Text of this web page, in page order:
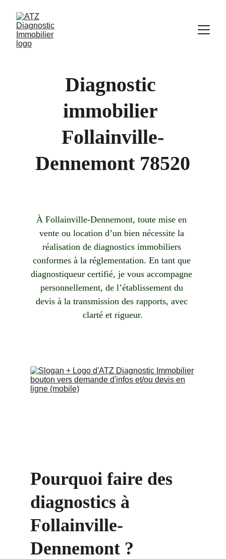
Diagnostic
immobilier
Follainville-
Dennemont 78520
À Follainville-Dennemont, toute mise en
vente ou location d’un bien nécessite la
réalisation de diagnostics immobiliers
conformes à la réglementation. En tant que
diagnostiqueur certifié, je vous accompagne
personnellement, de l’établissement du
devis à la transmission des rapports, avec
clarté et rigueur.
Pourquoi faire des
diagnostics à
Follainville-
Dennemont ?